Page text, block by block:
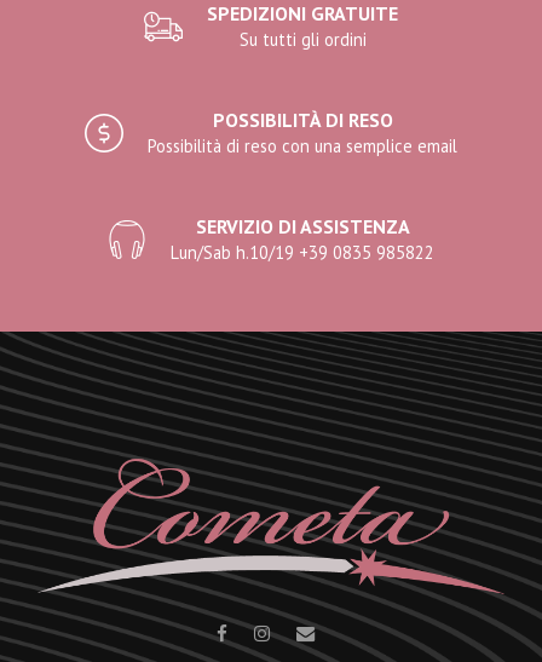
SPEDIZIONI GRATUITE
Su tutti gli ordini
POSSIBILITÀ DI RESO
Possibilità di reso con una semplice email
SERVIZIO DI ASSISTENZA
Lun/Sab h.10/19 +39 0835 985822